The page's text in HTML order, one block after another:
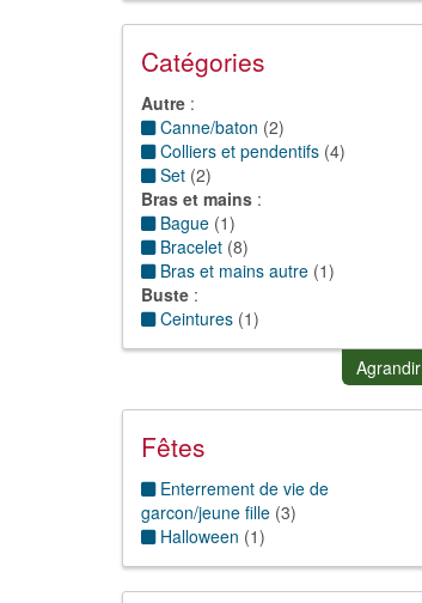
Catégories
Autre :
Canne/baton (2)
Colliers et pendentifs (4)
Set (2)
Bras et mains :
Bague (1)
Bracelet (8)
Bras et mains autre (1)
Buste :
Ceintures (1)
Tête:
Couronne et tiare(1)
Agrandir
Fêtes
Enterrement de vie de
garcon/jeune fille (3)
Halloween (1)